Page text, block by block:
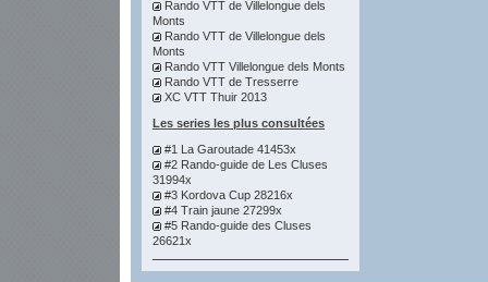
Rando VTT de Villelongue dels
Monts
Rando VTT de Villelongue dels
Monts
Rando VTT Villelongue dels Monts
Rando VTT de Tresserre
XC VTT Thuir 2013
Les series les plus consultées
#1 La Garoutade 41453x
#2 Rando-guide de Les Cluses
31994x
#3 Kordova Cup 28216x
#4 Train jaune 27299x
#5 Rando-guide des Cluses
26621x